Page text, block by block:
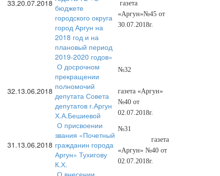
33.20.07.2018 бюджете
городского округа
город Аргун на
2018 год и на
плановый период
2019-2020 годов»
газета
«Аргун»№45 от
30.07.2018г.
32.13.06.2018
О досрочном
прекращении
полномочий
депутата Совета
депутатов г.Аргун
Х.А.Бешиевой
№32
газета «Аргун»
№40 от
02.07.2018г.
31.13.06.2018
О присвоении
звания «Почетный
гражданин города
Аргун» Тухигову
К.Х.
№31
газета
«Аргун» №40 от
02.07.2018г.
О внесении